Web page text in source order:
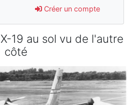
blocages du site ces derniers
le spam et les bots trop nocifs
parles du sujet sur l'Armée de l'Air,
Créer un compte
19 au sol vu de l'autre
côté